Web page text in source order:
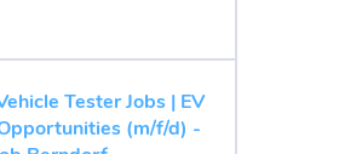
Tester Jobs | EV
(m/f/d) -